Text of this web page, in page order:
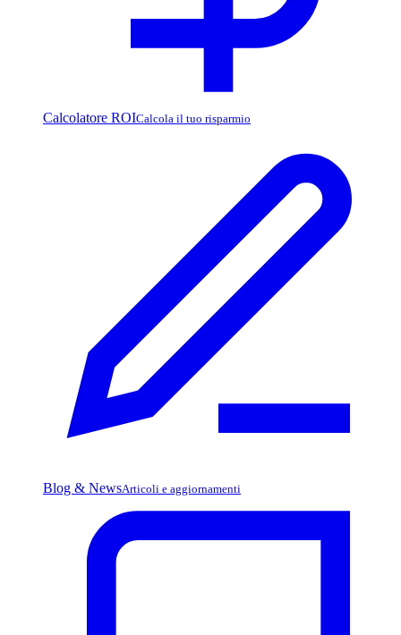
Calcolatore ROICalcola il tuo risparmio
Blog & NewsArticoli e aggiornamenti